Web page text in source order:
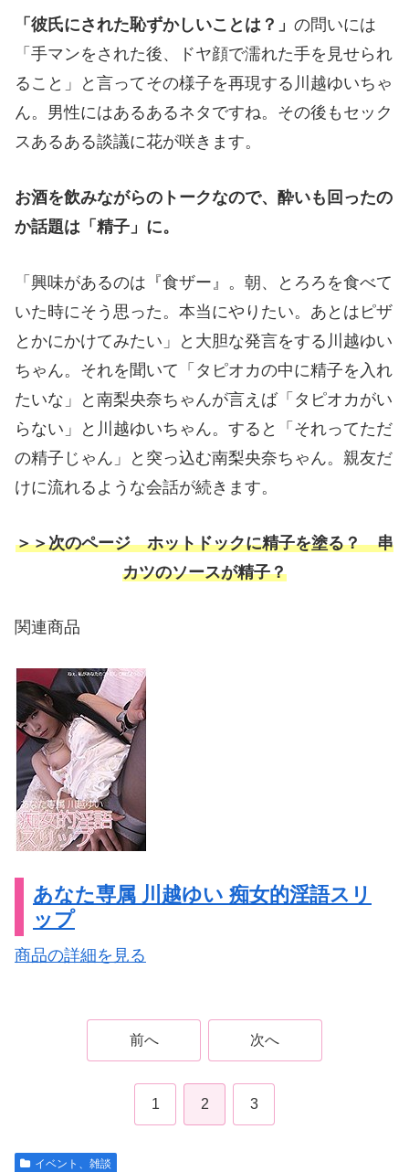
「彼氏にされた恥ずかしいことは？」 の問いには
「手マンをされた後、ドヤ顔で濡れた手を見せられ
ること」と言ってその様子を再現する川越ゆいちゃ
ん。男性にはあるあるネタですね。その後もセック
スあるある談議に花が咲きます。
お酒を飲みながらのトークなので、酔いも回ったの
か話題は「精子」に。
「興味があるのは『食ザー』。朝、とろろを食べて
いた時にそう思った。本当にやりたい。あとはピザ
とかにかけてみたい」と大胆な発言をする川越ゆい
ちゃん。それを聞いて「タピオカの中に精子を入れ
たいな」と南梨央奈ちゃんが言えば「タピオカがい
らない」と川越ゆいちゃん。すると「それってただ
の精子じゃん」と突っ込む南梨央奈ちゃん。親友だ
けに流れるような会話が続きます。
＞＞次のページ ホットドックに精子を塗る？ 串
カツのソースが精子？
関連商品
あなた専属 川越ゆい 痴女的淫語スリ
ップ
商品の詳細を見る
前へ 次へ
1 2 3
イベント、雑談